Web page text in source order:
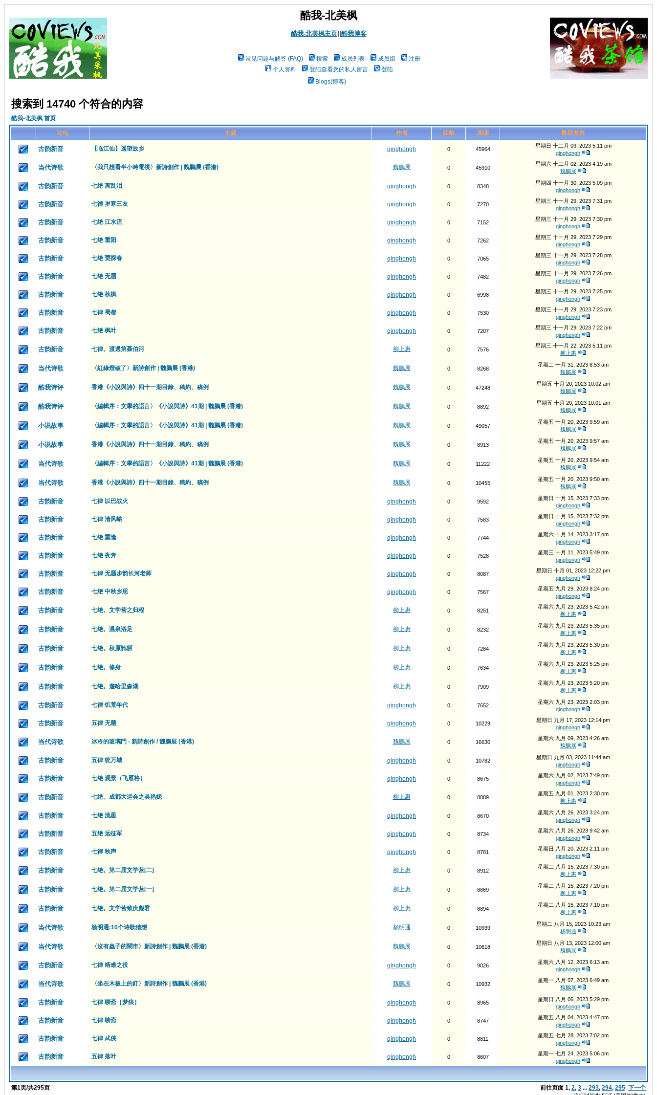
酷我-北美枫
酷我-北美枫主页|| 酷我博客
常见问题与解答 (FAQ) 搜索 成员列表 成员组
注册
个人资料
登陆查看您的私人留言
登陆
Blogs(博客)
搜索到 14740 个符合的内容
酷我-北美枫 首页
论坛 主题 作者 回响 阅读 最后发表
古韵新音 【临江仙】遥望故乡 qinghongh 0 45964
星期日 十二月 03, 2023 5:11 pm
qinghongh
当代诗歌 〈我只想看半小時電視〉新詩創作 | 魏鵬展 (香港) 魏鵬展 0 45910
星期六 十二月 02, 2023 4:19 am
魏鵬展
古韵新音 七绝 离乱泪 qinghongh 0 8348
星期四 十一月 30, 2023 5:09 pm
qinghongh
古韵新音 七律 岁寒三友 qinghongh 0 7270
星期三 十一月 29, 2023 7:31 pm
qinghongh
古韵新音 七绝 江水流 qinghongh 0 7152
星期三 十一月 29, 2023 7:30 pm
qinghongh
古韵新音 七绝 重阳 qinghongh 0 7262
星期三 十一月 29, 2023 7:29 pm
qinghongh
古韵新音 七绝 贾探春 qinghongh 0 7065
星期三 十一月 29, 2023 7:28 pm
qinghongh
古韵新音 七绝 无题 qinghongh 0 7482
星期三 十一月 29, 2023 7:26 pm
qinghongh
古韵新音 七绝 秋枫 qinghongh 0 6998
星期三 十一月 29, 2023 7:25 pm
qinghongh
古韵新音 七律 蜀都 qinghongh 0 7530
星期三 十一月 29, 2023 7:23 pm
qinghongh
古韵新音 七绝 枫叶 qinghongh 0 7207
星期三 十一月 29, 2023 7:22 pm
qinghongh
古韵新音 七律。渡過第聂伯河 柳上惠 0 7576
星期三 十一月 22, 2023 5:11 pm
柳上惠
当代诗歌 〈紅綠燈破了〉新詩創作 | 魏鵬展 (香港) 魏鵬展 0 8268
星期二 十月 31, 2023 8:53 am
魏鵬展
酷我诗评 香港《小說與詩》四十一期目錄、稿約、稿例 魏鵬展 0 47248
星期五 十月 20, 2023 10:02 am
魏鵬展
酷我诗评 〈編輯序：文學的語言〉《小說與詩》41期 | 魏鵬展 (香港) 魏鵬展 0 8892
星期五 十月 20, 2023 10:01 am
魏鵬展
小说故事 〈編輯序：文學的語言〉《小說與詩》41期 | 魏鵬展 (香港) 魏鵬展 0 49057
星期五 十月 20, 2023 9:59 am
魏鵬展
小说故事 香港《小說與詩》四十一期目錄、稿約、稿例 魏鵬展 0 8913
星期五 十月 20, 2023 9:57 am
魏鵬展
当代诗歌 〈編輯序：文學的語言〉《小說與詩》41期 | 魏鵬展 (香港) 魏鵬展 0 11222
星期五 十月 20, 2023 9:54 am
魏鵬展
当代诗歌 香港《小說與詩》四十一期目錄、稿約、稿例 魏鵬展 0 10455
星期五 十月 20, 2023 9:50 am
魏鵬展
古韵新音 七律 以巴战火 qinghongh 0 9592
星期日 十月 15, 2023 7:33 pm
qinghongh
古韵新音 七律 清风峪 qinghongh 0 7583
星期日 十月 15, 2023 7:32 pm
qinghongh
古韵新音 七绝 重逢 qinghongh 0 7744
星期六 十月 14, 2023 3:17 pm
qinghongh
古韵新音 七绝 夜奔 qinghongh 0 7528
星期三 十月 11, 2023 5:49 pm
qinghongh
古韵新音 七律 无题步韵长河老师 qinghongh 0 8087
星期日 十月 01, 2023 12:22 pm
qinghongh
古韵新音 七绝 中秋乡思 qinghongh 0 7567
星期五 九月 29, 2023 8:24 pm
qinghongh
古韵新音 七绝。文学营之归程 柳上惠 0 8251
星期六 九月 23, 2023 5:42 pm
柳上惠
古韵新音 七绝。温泉浴足 柳上惠 0 8232
星期六 九月 23, 2023 5:35 pm
柳上惠
古韵新音 七绝。秋原驰驱 柳上惠 0 7284
星期六 九月 23, 2023 5:30 pm
柳上惠
古韵新音 七绝。修身 柳上惠 0 7634
星期六 九月 23, 2023 5:25 pm
柳上惠
古韵新音 七绝。遊哈里森湖 柳上惠 0 7909
星期六 九月 23, 2023 5:20 pm
柳上惠
古韵新音 七律 饥荒年代 qinghongh 0 7652
星期六 九月 23, 2023 2:03 pm
qinghongh
古韵新音 五律 无题 qinghongh 0 10229
星期日 九月 17, 2023 12:14 pm
qinghongh
当代诗歌 冰冷的玻璃門 - 新詩創作 / 魏鵬展 (香港) 魏鵬展 0 16630
星期六 九月 09, 2023 4:26 am
魏鵬展
古韵新音 五律 统万城 qinghongh 0 10782
星期日 九月 03, 2023 11:44 am
qinghongh
古韵新音 七绝 观景（飞雁格） qinghongh 0 8675
星期六 九月 02, 2023 7:49 pm
qinghongh
古韵新音 七绝。成都大运会之吴艳妮 柳上惠 0 8889
星期五 九月 01, 2023 2:30 pm
柳上惠
古韵新音 七绝 流星 qinghongh 0 8670
星期六 八月 26, 2023 3:24 pm
qinghongh
古韵新音 五绝 远征军 qinghongh 0 8734
星期六 八月 26, 2023 9:42 am
qinghongh
古韵新音 七律 秋声 qinghongh 0 8781
星期日 八月 20, 2023 2:11 pm
qinghongh
古韵新音 七绝。第二届文学营[二] 柳上惠 0 8912
星期二 八月 15, 2023 7:30 pm
柳上惠
古韵新音 七绝。第二届文学营[一] 柳上惠 0 8869
星期二 八月 15, 2023 7:20 pm
柳上惠
古韵新音 七绝。文学营致庆彪君 柳上惠 0 8894
星期二 八月 15, 2023 7:10 pm
柳上惠
当代诗歌 杨明通:10个诗歌猜想 杨明通 0 10939
星期二 八月 15, 2023 10:23 am
杨明通
当代诗歌 〈沒有蟲子的鬧市〉新詩創作 | 魏鵬展 (香港) 魏鵬展 0 10618
星期日 八月 13, 2023 12:00 am
魏鵬展
古韵新音 七律 靖难之役 qinghongh 0 9026
星期六 八月 12, 2023 6:13 am
qinghongh
当代诗歌 〈坐在木板上的釘〉新詩創作 | 魏鵬展 (香港) 魏鵬展 0 10932
星期一 八月 07, 2023 6:49 am
魏鵬展
古韵新音 七律 聊斋［梦狼］ qinghongh 0 8965
星期日 八月 06, 2023 5:29 pm
qinghongh
古韵新音 七律 聊斋 qinghongh 0 8747
星期五 八月 04, 2023 4:47 pm
qinghongh
古韵新音 七律 武侠 qinghongh 0 8811
星期五 七月 28, 2023 7:02 pm
qinghongh
古韵新音 五律 落叶 qinghongh 0 8607
星期一 七月 24, 2023 5:06 pm
qinghongh
第1页/共295页 前往页面 1, 2, 3 ... 293, 294, 295 下一个